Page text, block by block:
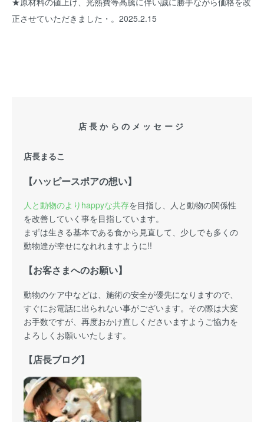
正させていただきました・。2025.2.15
店長からのメッセージ
店長まるこ
【ハッピースポアの想い】
人と動物のよりhappyな共存を目指し、人と動物の関係性
を改善していく事を目指しています。
まずは生きる基本である食から見直して、少しでも多くの
動物達が幸せになれれますように!!
【お客さまへのお願い】
動物のケア中などは、施術の安全が優先になりますので、
すぐにお電話に出られない事がございます。その際は大変
お手数ですが、再度おかけ直しくださいますようご協力を
よろしくお願いいたします。
【店長ブログ】